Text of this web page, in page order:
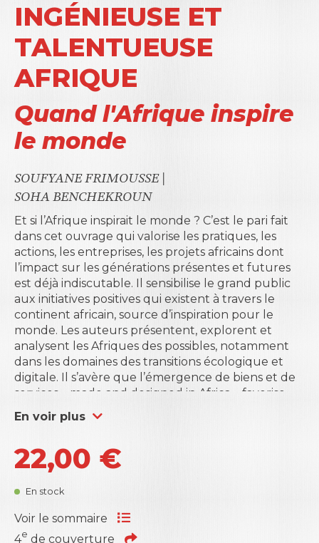
INGÉNIEUSE ET
TALENTUEUSE
AFRIQUE
Quand l'Afrique inspire
le monde
SOUFYANE FRIMOUSSE
SOHA BENCHEKROUN
Et si l’Afrique inspirait le monde ? C’est le pari fait
dans cet ouvrage qui valorise les pratiques, les
actions, les entreprises, les projets africains dont
l’impact sur les générations présentes et futures
est déjà indiscutable. Il sensibilise le grand public
aux initiatives positives qui existent à travers le
continent africain, source d’inspiration pour le
monde. Les auteurs présentent, explorent et
analysent les Afriques des possibles, notamment
dans les domaines des transitions écologique et
digitale. Il s’avère que l’émergence de biens et de
services « made and designed in Africa
» favorise
une croissance responsable, durable et inclusive,
au service du développement socio-économique
environnementales globales.
Ce livre présente l’état d’esprit africain qui est
frugal, agile et inclusif. Ce dernier peut permettre
individualiste et extractive à une économie
coopérative, solidaire et régénératrice. L’ouvrage
En voir plus
22,00 €
En stock
Voir le sommaire
4e de couverture